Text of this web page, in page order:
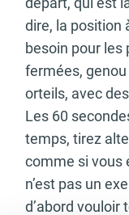
dire, la position
besoin pour
fermées,
orteils, avec
Les 60
temps, tirez
comme si vous
n’est pas un
d’abord vouloir